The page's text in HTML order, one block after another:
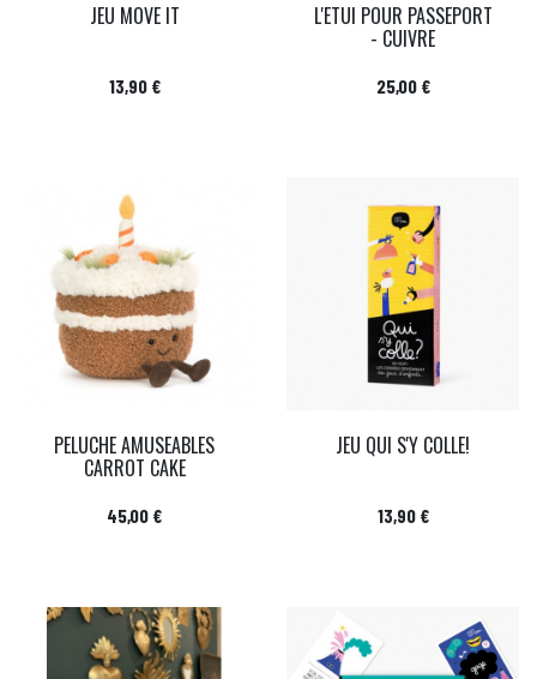
JEU MOVE IT
Prix
13,90 €
L'ETUI POUR PASSEPORT
- CUIVRE
Prix
25,00 €
PELUCHE AMUSEABLES
CARROT CAKE
Prix
45,00 €
JEU QUI S'Y COLLE!
Prix
13,90 €